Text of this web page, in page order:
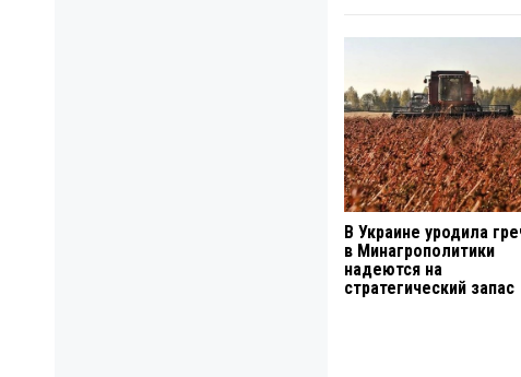
В Украине уродила
в Минагрополитики
надеются на
стратегический запас